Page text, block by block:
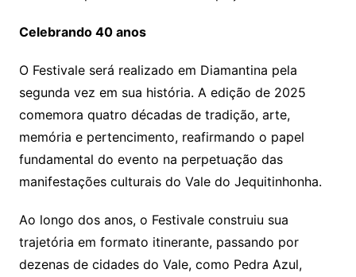
Celebrando 40 anos
O Festivale será realizado em Diamantina pela
segunda vez em sua história. A edição de 2025
comemora quatro décadas de tradição, arte,
memória e pertencimento, reafirmando o papel
fundamental do evento na perpetuação das
manifestações culturais do Vale do Jequitinhonha.
Ao longo dos anos, o Festivale construiu sua
trajetória em formato itinerante, passando por
dezenas de cidades do Vale, como Pedra Azul,